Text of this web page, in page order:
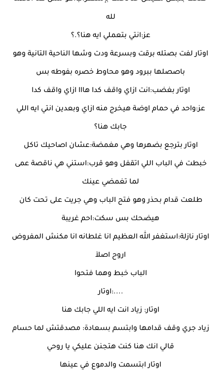
لله
عز:انتي بتعملي ايه هنا؟.؟
اوتار لفت بصتله برقت وبسرعة ودت وشها الناحية التانية وهو
باصصلها ببرود وهو محاوط خصره بفوطه بس
اوتار بغضب:انت ازاي واقف كدا هااا ازاي واقف كدا
عز:واحد في حمام اوضة هيخرج منه ازاي وبعدين انتي ايه اللي
جابك هنا؟
اوتار بترجع بضهرها وهي مغمضة:عشان اصاحيك تاكل
خبطت في الباب اللي اتقفل وهو قرب:استني هي ناقصة عمى
لما تغمضي عينك
طلعت قدام بحذر وهو فتح الباب وهي جريت على تحت كان
هيضحك بس سكت:احم غريبة
اوتار نازلة:استغفر الله العظيم انا غلطانه انا مكنش المفروض
اروح اصلآ
الباب خبط وهما فتحوا
....:اوتار
اوتار: زياد انت ايه اللي جابك هنا
زياد جري وقف قدامها وابتسم بسعادة: مصدقتش لما حسام
قالي انك هنا كنت هتجنن عليكي يا روحي
اوتار ابتسمت والدموع في عينها